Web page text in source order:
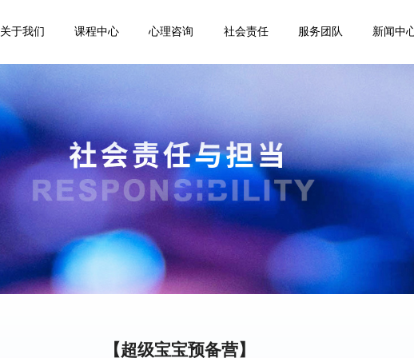
关于我们 课程中心 心理咨询 社会责任 服务团队 新闻中
【超级宝宝预备营】